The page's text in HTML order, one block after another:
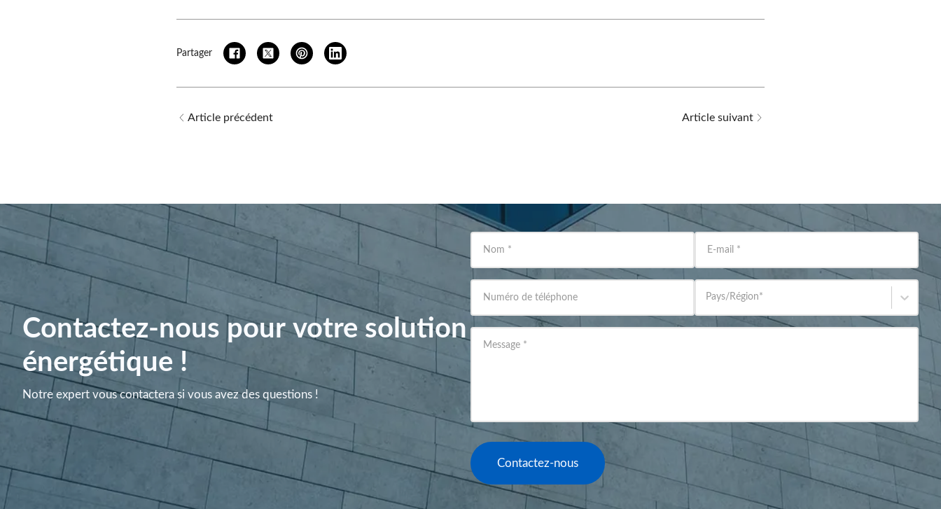
Partager
Article précédent Article suivant
Contactez-nous pour votre solution
énergétique !
Notre expert vous contactera si vous avez des questions !
Nom * E-mail *
Numéro de téléphone Pays/Région*
Message *
Contactez-nous